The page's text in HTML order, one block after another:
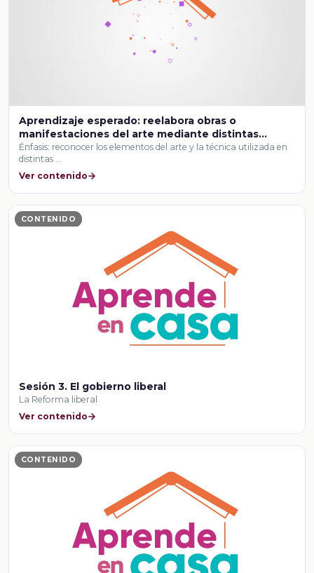
Aprendizaje esperado: reelabora obras o
manifestaciones del arte mediante distintas
técnicas de composición para crear y presentar
una producción artística interdisciplinaria con
sentido social.
Énfasis: reconocer los elementos del arte y la técnica utilizada en
distintas …
Ver contenido
CONTENIDO
Sesión 3. El gobierno liberal
La Reforma liberal
Ver contenido
CONTENIDO